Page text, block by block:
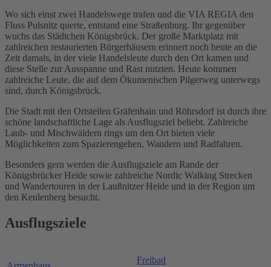
Wo sich einst zwei Handelswege trafen und die VIA REGIA den
Fluss Pulsnitz querte, entstand eine Straßenburg. Ihr gegenüber
wuchs das Städtchen Königsbrück. Der große Marktplatz mit
zahlreichen restaurierten Bürgerhäusern erinnert noch heute an die
Zeit damals, in der viele Handelsleute durch den Ort kamen und
diese Stelle zur Ausspanne und Rast nutzten. Heute kommen
zahlreiche Leute, die auf dem Ökumenischen Pilgerweg unterwegs
sind, durch Königsbrück.
Die Stadt mit den Ortsteilen Gräfenhain und Röhrsdorf ist durch ihre
schöne landschaftliche Lage als Ausflugsziel beliebt. Zahlreiche
Laub- und Mischwäldern rings um den Ort bieten viele
Möglichkeiten zum Spazierengehen, Wandern und Radfahren.
Besonders gern werden die Ausflugsziele am Rande der
Königsbrücker Heide sowie zahlreiche Nordic Walking Strecken
und Wandertouren in der Laußnitzer Heide und in der Region um
den Keulenberg besucht.
Ausflugsziele
Freibad